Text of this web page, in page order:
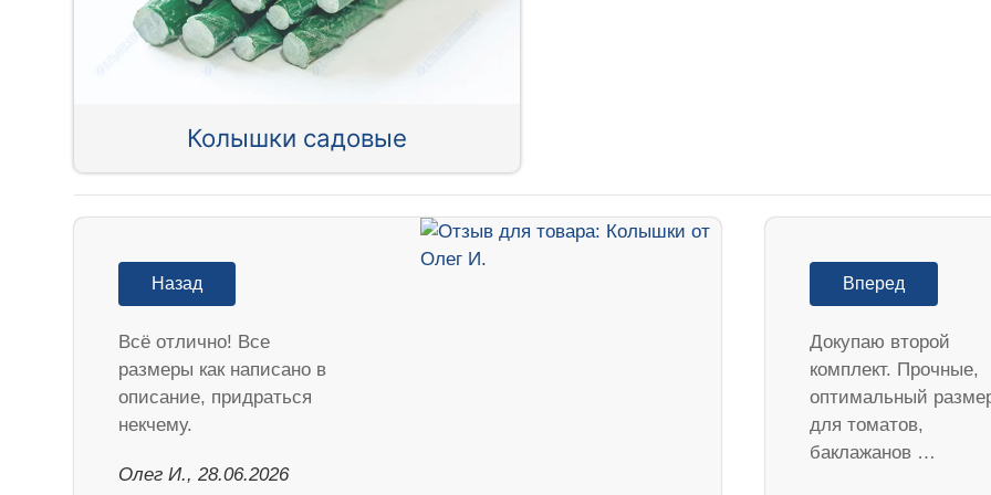
Колышки садовые
Назад
Всё отлично! Все
размеры как написано в
описание, придраться
некчему.
Олег И., 28.06.2026
Вперед
Докупаю второй
комплект. Прочные,
оптимальный
для томатов,
баклажанов …